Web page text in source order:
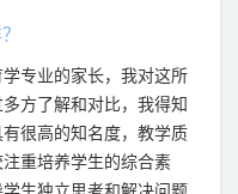
专业的家长，我对这所
方了解和对比，我得知
很高的知名度，教学质
重培养学生的综合素